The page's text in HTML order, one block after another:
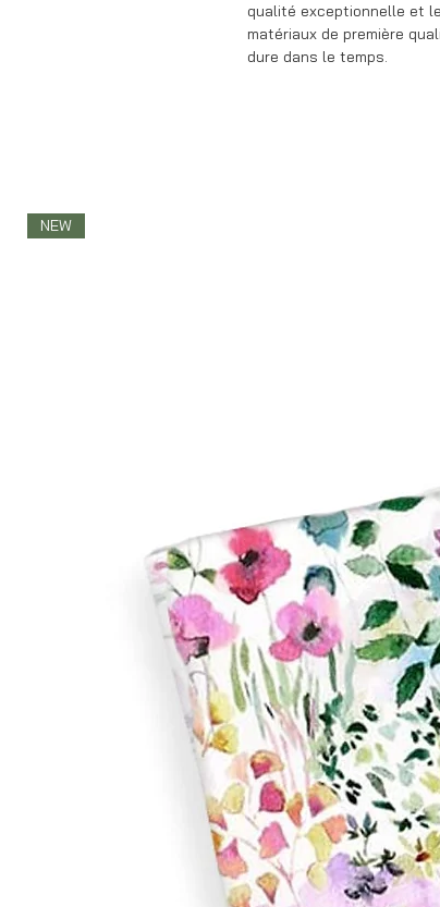
qualité exceptionnelle et
matériaux de première
dure dans le temps.
NEW